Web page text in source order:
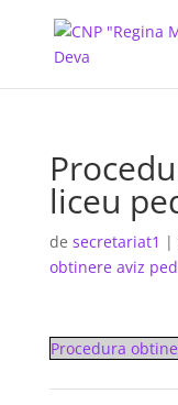
liceu
de secretariat1 |
obtinere aviz
Procedura